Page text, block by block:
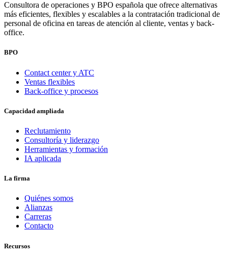
Consultora de operaciones y BPO española que ofrece alternativas
más eficientes, flexibles y escalables a la contratación tradicional de
personal de oficina en tareas de atención al cliente, ventas y back-
office.
BPO
Contact center y ATC
Ventas flexibles
Back-office y procesos
Capacidad ampliada
Reclutamiento
Consultoría y liderazgo
Herramientas y formación
IA aplicada
La firma
Quiénes somos
Alianzas
Carreras
Contacto
Recursos